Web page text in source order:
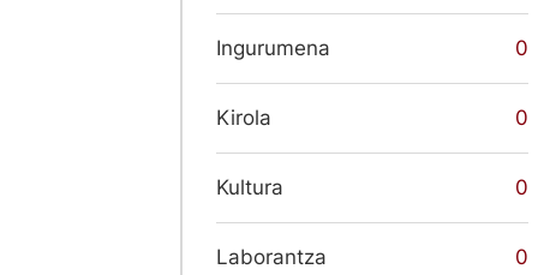
Ingurumena 0
Kirola 0
Kultura 0
Laborantza 0